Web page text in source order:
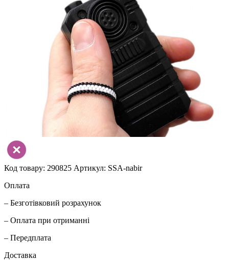
Код товару: 290825 Артикул: SSA-nabir
Оплата
– Безготівковий розрахунок
– Оплата при отриманні
– Передплата
Доставка